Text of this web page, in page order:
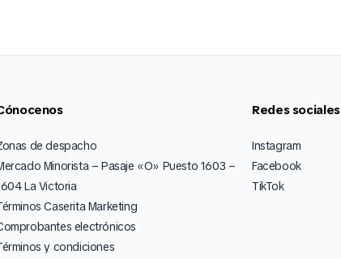
de despacho
Minorista – Pasaje «O» Puesto 1603 –
La Victoria
Caserita Marketing
electrónicos
y condiciones
Redes sociales
Instagram
Facebook
TikTok